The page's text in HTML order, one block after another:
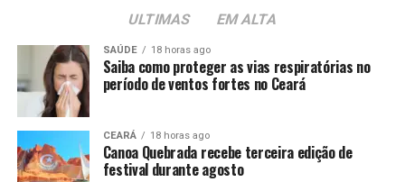
ULTIMAS EM ALTA
SAÚDE 18 horas ago
Saiba como proteger as vias respiratórias no
período de ventos fortes no Ceará
CEARÁ 18 horas ago
Canoa Quebrada recebe terceira edição de
festival durante agosto